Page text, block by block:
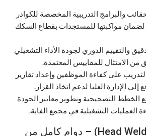
والبرامج التدريبية المخصصة للكوادر
لضمان مواكبتها للمستجدات بقطاع السكك
والتقييم الدوري لجودة الأداء التشغيلي
من الامتثال للمقاييس المعتمدة.
على كفاءة الموظفين وإعداد تقارير
إلى الإدارة العليا لدعم اتخاذ القرار.
التصحيحية وتطوير معايير الجودة
العمليات التشغيلية في مجمع الفاية.
رئيس لحامين (Head Welder) – دوام كامل من